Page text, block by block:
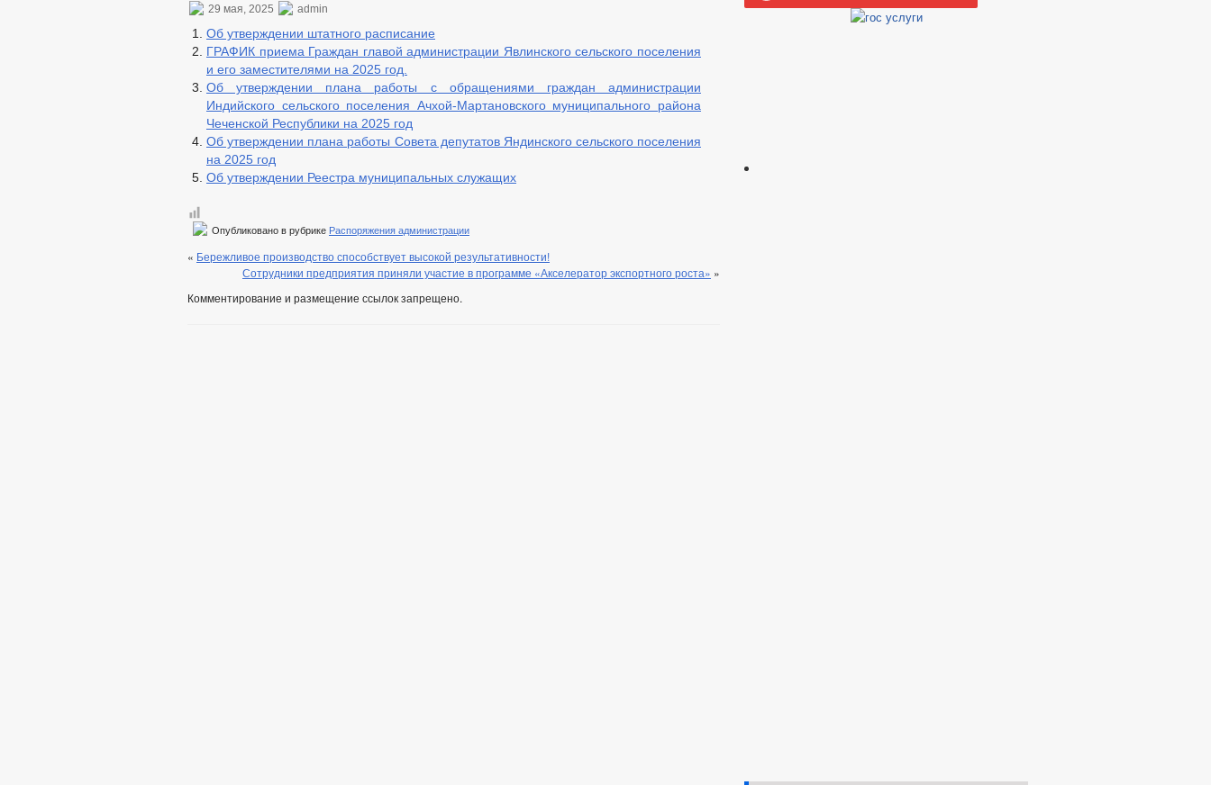
29 мая, 2025 admin
Об утверждении штатного расписание
ГРАФИК приема Граждан главой администрации Явлинского сельского поселения
и его заместителями на 2025 год.
Об утверждении плана работы с обращениями граждан администрации
Индийского сельского поселения Ачхой-Мартановского муниципального района
Чеченской Республики на 2025 год
Об утверждении плана работы Совета депутатов Яндинского сельского поселения
на 2025 год
Об утверждении Реестра муниципальных служащих
Опубликовано в рубрике Распоряжения администрации
« Бережливое производство способствует высокой результативности!
Сотрудники предприятия приняли участие в программе «Акселератор экспортного роста» »
Комментирование и размещение ссылок запрещено.